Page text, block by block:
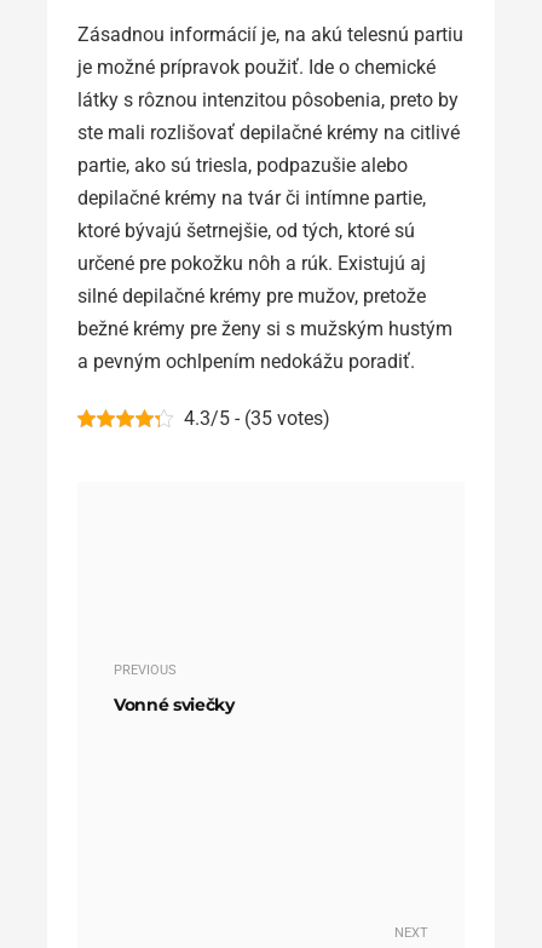
Zásadnou informácií je, na akú telesnú partiu
je možné prípravok použiť. Ide o chemické
látky s rôznou intenzitou pôsobenia, preto by
ste mali rozlišovať depilačné krémy na citlivé
partie, ako sú triesla, podpazušie alebo
depilačné krémy na tvár či intímne partie,
ktoré bývajú šetrnejšie, od tých, ktoré sú
určené pre pokožku nôh a rúk. Existujú aj
silné depilačné krémy pre mužov, pretože
bežné krémy pre ženy si s mužským hustým
a pevným ochlpením nedokážu poradiť.
4.3/5 - (35 votes)
PREVIOUS
Vonné sviečky
NEXT